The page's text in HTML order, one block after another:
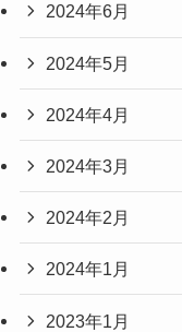
2024年6月
2024年5月
2024年4月
2024年3月
2024年2月
2024年1月
2023年1月